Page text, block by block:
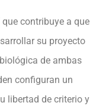
que contribuye a que
su proyecto
de ambas
configuran un
libertad de criterio y